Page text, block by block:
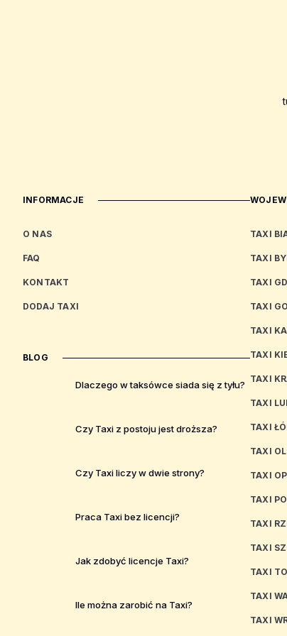
INFORMACJE
O NAS
FAQ
KONTAKT
DODAJ TAXI
BLOG
Dlaczego w taksówce siada się z tyłu?
Czy Taxi z postoju jest droższa?
Czy Taxi liczy w dwie strony?
Praca Taxi bez licencji?
Jak zdobyć licencje Taxi?
Ile można zarobić na Taxi?
TAXI
TAXI
TAXI
TAXI
TAXI
TAXI
TAXI
TAXI
TAXI
TAXI
TAXI
TAXI
TAXI
TAXI
TAXI
TAXI
TAXI